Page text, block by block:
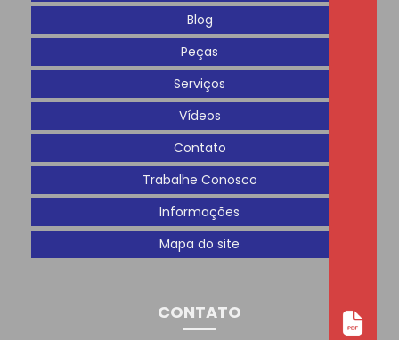
Blog
Peças
Serviços
Vídeos
Contato
Trabalhe Conosco
Informações
Mapa do site
CONTATO